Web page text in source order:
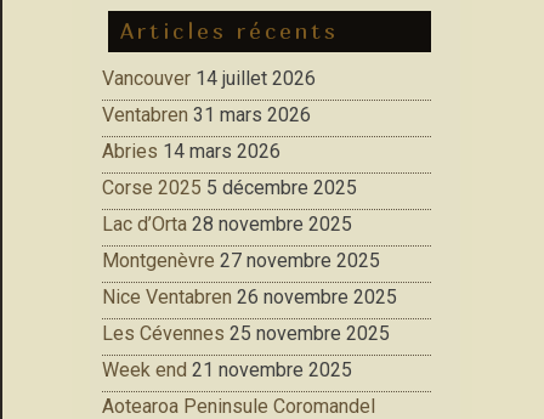
Articles récents
Vancouver 14 juillet 2026
Ventabren 31 mars 2026
Abries 14 mars 2026
Corse 2025 5 décembre 2025
Lac d’Orta 28 novembre 2025
Montgenèvre 27 novembre 2025
Nice Ventabren 26 novembre 2025
Les Cévennes 25 novembre 2025
Week end 21 novembre 2025
Aotearoa Peninsule Coromandel